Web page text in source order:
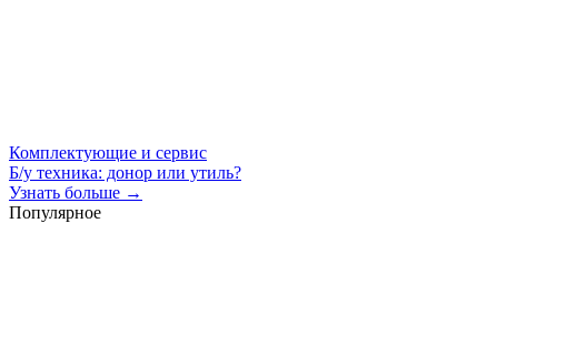
Комплектующие и сервис
Б/у техника: донор или утиль?
Узнать больше →
Популярное